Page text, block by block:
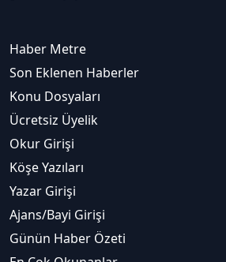
Haber Metre
Son Eklenen Haberler
Konu Dosyaları
Ücretsiz Üyelik
Okur Girişi
Köşe Yazıları
Yazar Girişi
Ajans/Bayi Girişi
Günün Haber Özeti